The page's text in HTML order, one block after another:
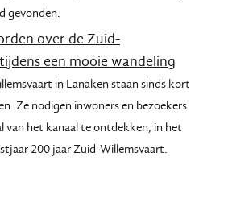
gevonden.
over de Zuid-
een mooie wandeling
in Lanaken staan sinds kort
Ze nodigen inwoners en bezoekers
van het kanaal te ontdekken, in het
200 jaar Zuid-Willemsvaart.